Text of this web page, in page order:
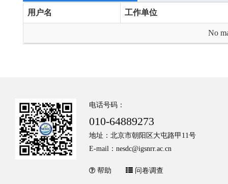
用户名 工作单位
No
电话号码：
010-64889273
地址：北京市朝阳区大屯路甲11号
E-mail：nesdc@igsnrr.ac.cn
帮助 问卷调查